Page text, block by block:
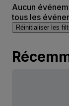
Aucun
tous les
Réinitialiser les